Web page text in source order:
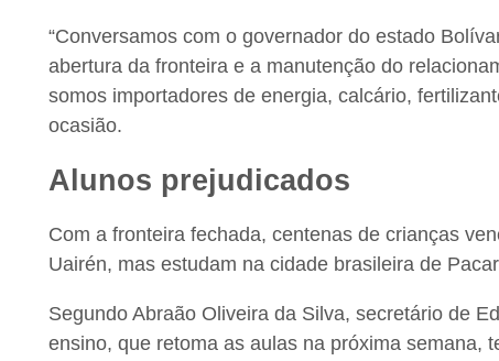
“Conversamos com o governador do estado
abertura da fronteira e a manutenção do
somos importadores de energia, calcário,
ocasião.
Alunos prejudicados
Com a fronteira fechada, centenas de crianças
Uairén, mas estudam na cidade brasileira de
Segundo Abraão Oliveira da Silva, secretário de
ensino, que retoma as aulas na próxima semana,